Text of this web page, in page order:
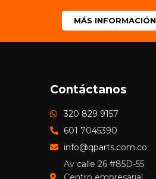
MÁS INFORMACIÓN
Contáctanos
320 829 9157
601 7045390
info@qparts.com.co
Av calle 26 #85D-55